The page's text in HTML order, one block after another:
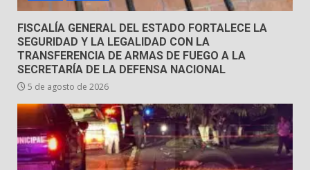
30 de julio de 2026
FISCALÍA GENERAL DEL ESTADO FORTALECE LA
SEGURIDAD Y LA LEGALIDAD CON LA
TRANSFERENCIA DE ARMAS DE FUEGO A LA
SECRETARÍA DE LA DEFENSA NACIONAL
5 de agosto de 2026